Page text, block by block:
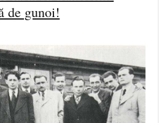
de gunoi!